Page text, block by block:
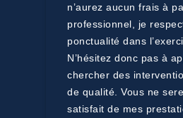
n’aurez aucun frais à
professionnel, je
ponctualité dans
N’hésitez donc pas à
chercher des
de qualité. Vous ne
satisfait de mes